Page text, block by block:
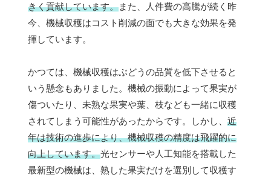
きく貢献しています。また、人件費の高騰が続く昨
今、機械収穫はコスト削減の面でも大きな効果を発
揮しています。
かつては、機械収穫はぶどうの品質を低下させると
いう懸念もありました。機械の振動によって果実が
傷ついたり、未熟な果実や葉、枝なども一緒に収穫
されてしまう可能性があったからです。しかし、 近
年は技術の進歩により、機械収穫の精度は飛躍的に
向上しています。光センサーや人工知能を搭載した
最新型の機械は、熟した果実だけを選別して収穫す